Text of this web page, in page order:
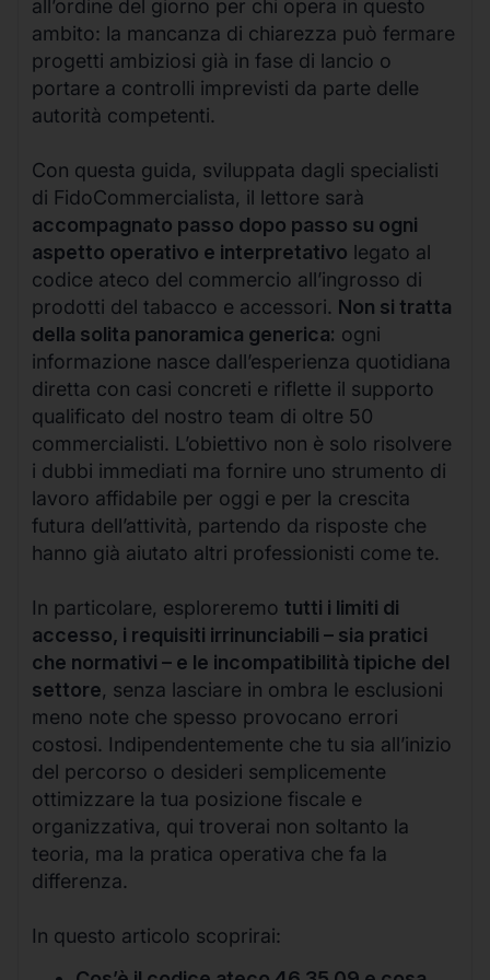
all’ordine del giorno per chi opera in questo
ambito: la mancanza di chiarezza può fermare
progetti ambiziosi già in fase di lancio o
portare a controlli imprevisti da parte delle
autorità competenti.
Con questa guida, sviluppata dagli specialisti
di FidoCommercialista, il lettore sarà
accompagnato passo dopo passo su ogni
aspetto operativo e interpretativo legato al
codice ateco del commercio all’ingrosso di
prodotti del tabacco e accessori. Non si tratta
della solita panoramica generica: ogni
informazione nasce dall’esperienza quotidiana
diretta con casi concreti e riflette il supporto
qualificato del nostro team di oltre 50
commercialisti. L’obiettivo non è solo risolvere
i dubbi immediati ma fornire uno strumento di
lavoro affidabile per oggi e per la crescita
futura dell’attività, partendo da risposte che
hanno già aiutato altri professionisti come te.
In particolare, esploreremo tutti i limiti di
accesso, i requisiti irrinunciabili – sia pratici
che normativi – e le incompatibilità tipiche del
settore, senza lasciare in ombra le esclusioni
meno note che spesso provocano errori
costosi. Indipendentemente che tu sia all’inizio
del percorso o desideri semplicemente
ottimizzare la tua posizione fiscale e
organizzativa, qui troverai non soltanto la
teoria, ma la pratica operativa che fa la
differenza.
In questo articolo scoprirai: